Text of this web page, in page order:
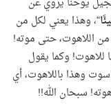
"، وهذا يعني لكل من
اللاهوت، حتى موته!
للاهوت! وكما يقول
وهذا باللاهوت، أي
سبحان الله!!